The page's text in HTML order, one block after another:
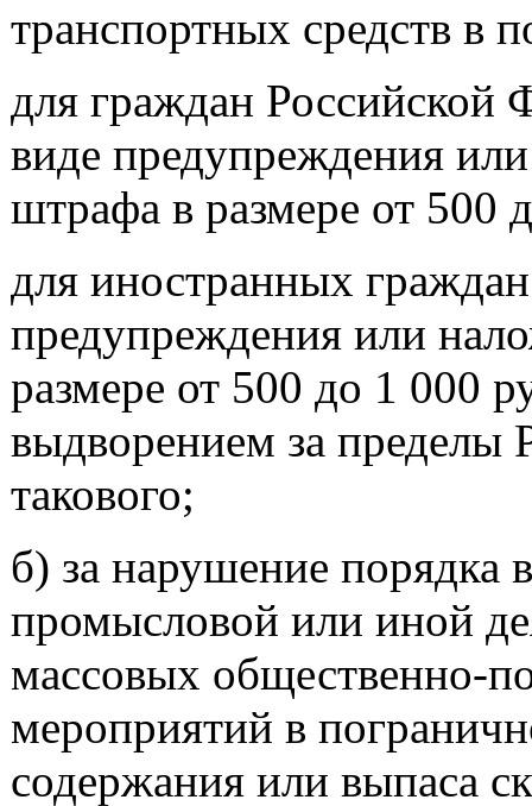
транспортных средств в
для граждан Российской
виде предупреждения
штрафа в размере от 500
для иностранных
предупреждения или
размере от 500 до 1 000
выдворением за пределы
такового;
б) за нарушение порядка
промысловой или иной
массовых общественно-
мероприятий в
содержания или выпаса